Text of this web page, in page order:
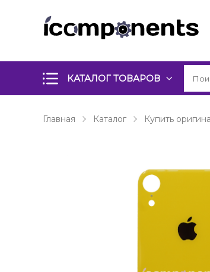
КАТАЛОГ ТОВАРОВ
Главная Каталог Купить